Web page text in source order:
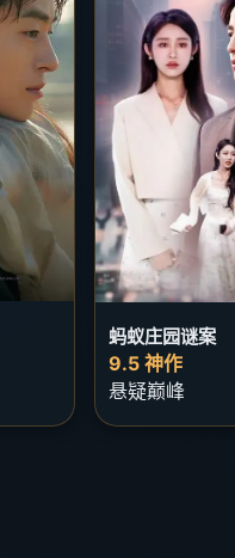
蚂蚁庄园谜案
9.5 神作
悬疑巅峰